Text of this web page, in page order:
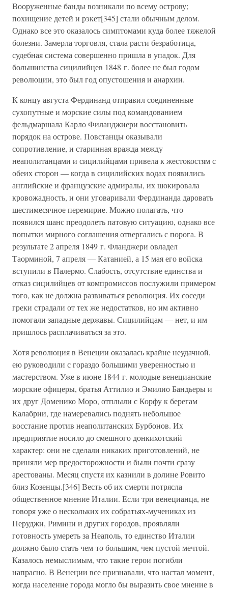
Вооруженные банды возникали по всему острову;
похищение детей и рэкет[345] стали обычным делом.
Однако все это оказалось симптомами куда более тяжелой
болезни. Замерла торговля, стала расти безработица,
судебная система совершенно пришла в упадок. Для
большинства сицилийцев 1848 г. более не был годом
революции, это был год опустошения и анархии.
К концу августа Фердинанд отправил соединенные
сухопутные и морские силы под командованием
фельдмаршала Карло Филанджиери восстановить
порядок на острове. Повстанцы оказывали
сопротивление, и старинная вражда между
неаполитанцами и сицилийцами привела к жестокостям с
обеих сторон — когда в сицилийских водах появились
английские и французские адмиралы, их шокировала
кровожадность, и они уговаривали Фердинанда даровать
шестимесячное перемирие. Можно полагать, что
появился шанс преодолеть патовую ситуацию, однако все
попытки мирного соглашения отвергались с порога. В
результате 2 апреля 1849 г. Фланджери овладел
Таорминой, 7 апреля — Катанией, а 15 мая его войска
вступили в Палермо. Слабость, отсутствие единства и
отказ сицилийцев от компромиссов послужили примером
того, как не должна развиваться революция. Их соседи
греки страдали от тех же недостатков, но им активно
помогали западные державы. Сицилийцам — нет, и им
пришлось расплачиваться за это.
Хотя революция в Венеции оказалась крайне неудачной,
ею руководили с гораздо большими уверенностью и
мастерством. Уже в июне 1844 г. молодые венецианские
морские офицеры, братья Аттилио и Эмилио Бандьеры и
их друг Доменико Моро, отплыли с Корфу к берегам
Калабрии, где намеревались поднять небольшое
восстание против неаполитанских Бурбонов. Их
предприятие носило до смешного донкихотский
характер: они не сделали никаких приготовлений, не
приняли мер предосторожности и были почти сразу
арестованы. Месяц спустя их казнили в долине Ровито
близ Козенцы.[346] Весть об их смерти потрясла
общественное мнение Италии. Если три венецианца, не
говоря уже о нескольких их собратьях-мучениках из
Перуджи, Римини и других городов, проявляли
готовность умереть за Неаполь, то единство Италии
должно было стать чем-то большим, чем пустой мечтой.
Казалось немыслимым, что такие герои погибли
напрасно. В Венеции все признавали, что настал момент,
когда население города могло бы выразить свое мнение в